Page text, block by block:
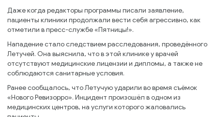
Даже когда редакторы программы писали заявление,
пациенты клиники продолжали вести себя агрессивно, как
отметили в пресс-службе «Пятницы!».
Нападение стало следствием расследования, проведённого
Летучей. Она выяснила, что в этой клинике у врачей
отсутствуют медицинские лицензии и дипломы, а также не
соблюдаются санитарные условия.
Ранее сообщалось, что Летучую ударили во время съёмок
«Нового Ревизорро». Инцидент произошёл в одном из
медицинских центров, на услуги которого жаловались